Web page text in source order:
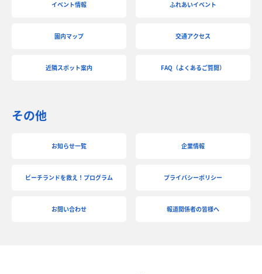
イベント情報 ふれあいイベント
園内マップ 交通アクセス
近隣スポット案内 FAQ（よくあるご質問）
その他
お知らせ一覧 企業情報
ビーチランドを救え！プログラム プライバシーポリシー
お問い合わせ 報道関係者の皆様へ